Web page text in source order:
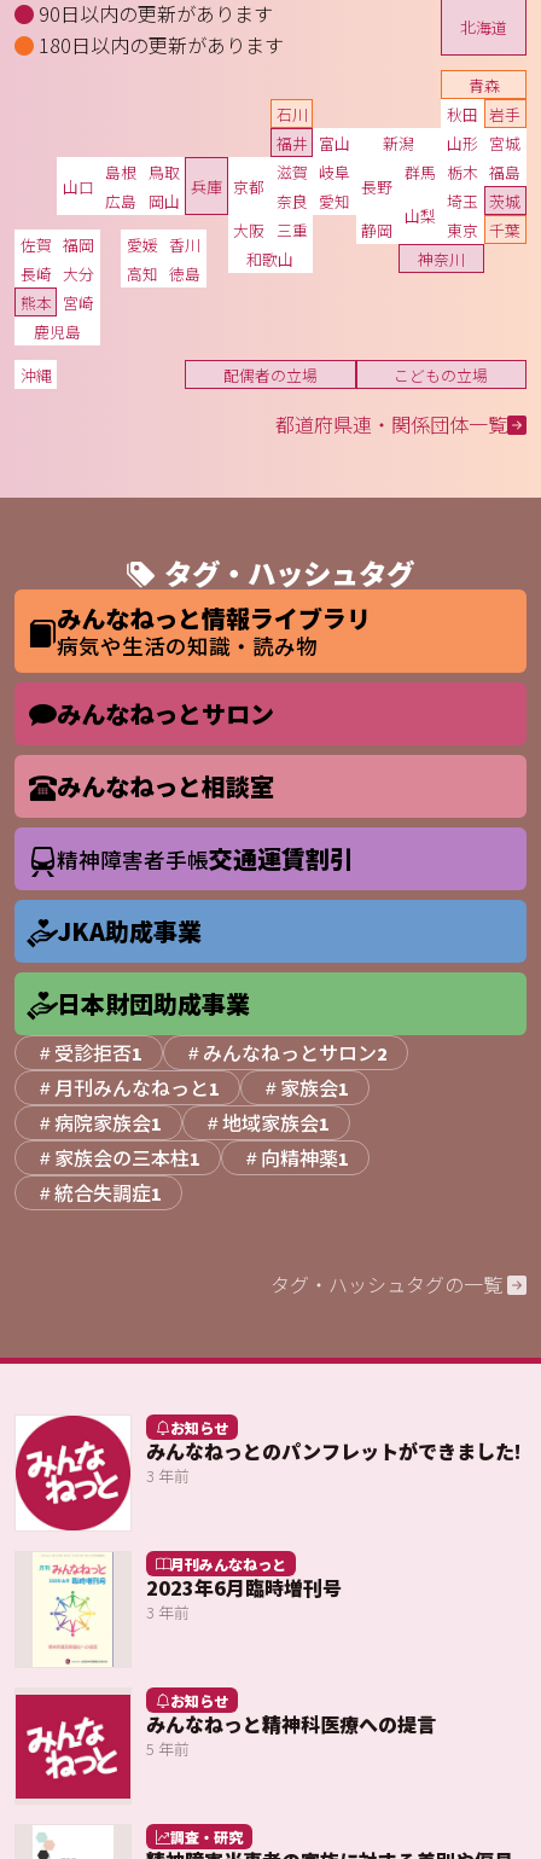
90日以内の更新があります
180日以内の更新があります
北海道
青森
岩手
宮城
秋田
山形
福島
茨城
栃木
群馬
埼玉
千葉
東京
神奈川
新潟
富山
石川
福井
山梨
長野
岐阜
静岡
愛知
三重
滋賀
京都
大阪
兵庫
奈良
和歌山
鳥取
島根
岡山
広島
山口
徳島
香川
愛媛
高知
福岡
佐賀
長崎
熊本
大分
宮崎
鹿児島
沖縄
こどもの立場
配偶者の立場
都道府県連・関係団体一覧
タグ・ハッシュタグ
みんなねっと情報ライブラリ
病気や生活の知識・読み物
みんなねっとサロン
みんなねっと相談室
精神障害者手帳交通運賃割引
JKA助成事業
日本財団助成事業
受診拒否1 みんなねっとサロン2
月刊みんなねっと1 家族会1
病院家族会1 地域家族会1
家族会の三本柱1 向精神薬1
統合失調症1
タグ・ハッシュタグの一覧
お知らせ
みんなねっとのパンフレットができました!
3 年前
月刊みんなねっと
2023年6月臨時増刊号
3 年前
お知らせ
みんなねっと精神科医療への提言
5 年前
調査・研究